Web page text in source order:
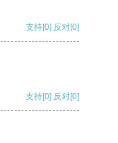
支持[0] 反对[0]
支持[0] 反对[0]